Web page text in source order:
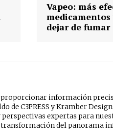
Vapeo: más
dejar de fumar
proporcionar información
de C3PRESS y Kramber
expertas para
del panorama